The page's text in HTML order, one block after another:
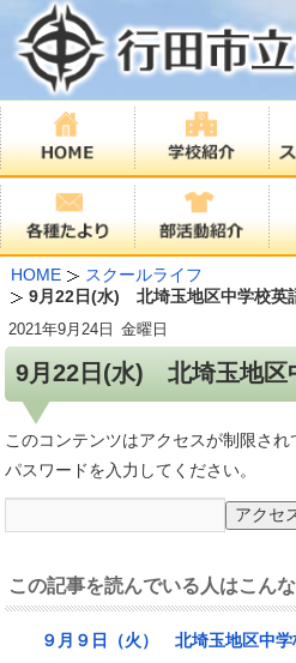
HOME
スクールライフ
9月22日(水) 北埼玉地区中学校英
9月22日(水) 北埼玉地区
2021年9月24日 金曜日
このコンテンツはアクセスが制限さ
パスワードを入力してください。
この記事を読んでいる人はこん
９月９日（火） 北埼玉地区中学